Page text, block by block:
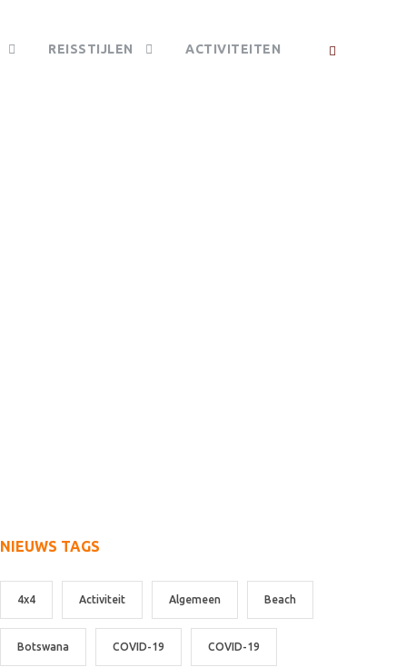
REISSTIJLEN ACTIVITEITEN
NIEUWS TAGS
4x4 Activiteit Algemeen Beach
Botswana COVID-19 COVID-19